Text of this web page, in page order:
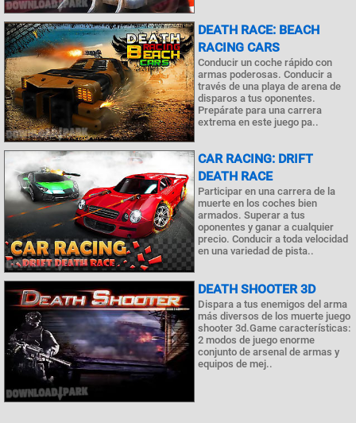
DEATH RACE: BEACH
RACING CARS
Conducir un coche rápido con
armas poderosas. Conducir a
través de una playa de arena de
disparos a tus oponentes.
Prepárate para una carrera
extrema en este juego pa..
CAR RACING: DRIFT
DEATH RACE
Participar en una carrera de la
muerte en los coches bien
armados. Superar a tus
oponentes y ganar a cualquier
precio. Conducir a toda velocidad
en una variedad de pista..
DEATH SHOOTER 3D
Dispara a tus enemigos del arma
más diversos de los muerte juego
shooter 3d.Game características:
2 modos de juego enorme
conjunto de arsenal de armas y
equipos de mej..